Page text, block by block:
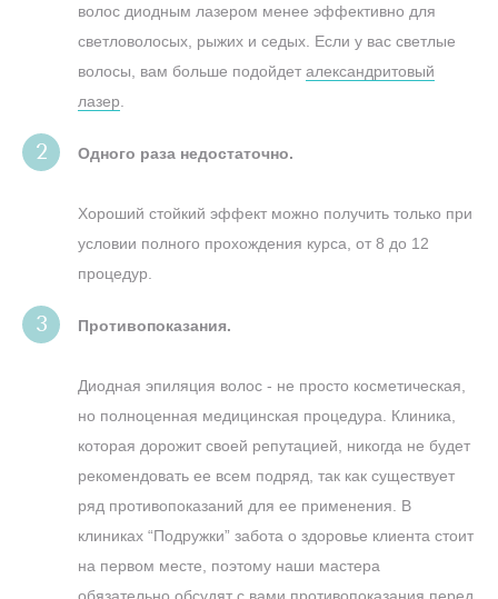
волос диодным лазером менее эффективно для
светловолосых, рыжих и седых. Если у вас светлые
волосы, вам больше подойдет александритовый
лазер
Одного раза недостаточно.
Хороший стойкий эффект можно получить только при
условии полного прохождения курса, от 8 до 12
процедур.
Противопоказания.
Диодная эпиляция волос - не просто косметическая,
но полноценная медицинская процедура. Клиника,
которая дорожит своей репутацией, никогда не будет
рекомендовать ее всем подряд, так как существует
ряд противопоказаний для ее применения. В
клиниках “Подружки” забота о здоровье клиента стоит
на первом месте, поэтому наши мастера
обязательно обсудят с вами противопоказания перед